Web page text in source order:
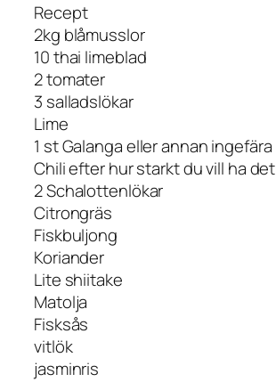
Recept
2kg blåmusslor
10 thai limeblad
2 tomater
3 salladslökar
Lime
1 st Galanga eller annan ingefära
Chili efter hur starkt du vill ha det
2 Schalottenlökar
Citrongräs
Fiskbuljong
Koriander
Lite shiitake
Matolja
Fisksås
vitlök
jasminris